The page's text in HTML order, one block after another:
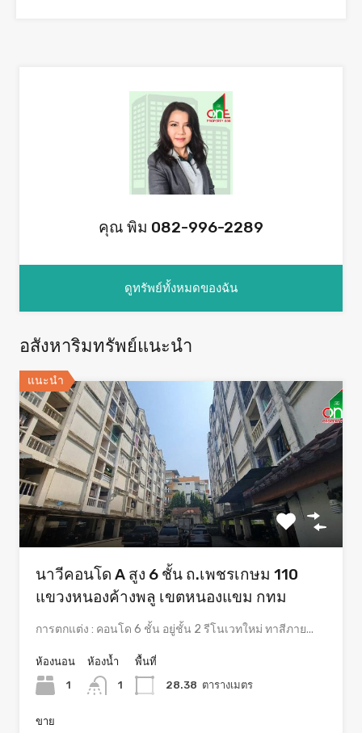
คุณ พิม 082-996-2289
ดูทรัพย์ทั้งหมดของฉัน
อสังหาริมทรัพย์แนะนำ
แนะนำ
นาวีคอนโด A สูง 6 ชั้น ถ.เพชรเกษม 110
แขวงหนองค้างพลู เขตหนองแขม กทม
การตกแต่ง : คอนโด 6 ชั้น อยู่ชั้น 2 รีโนเวทใหม่ ทาสีภาย...
ห้องนอน
1
ห้องน้ำ
1
พื้นที่
28.38 ตารางเมตร
ขาย